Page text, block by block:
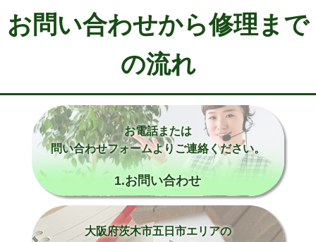
お問い合わせから修理まで
の流れ
お電話または
問い合わせフォームよりご連絡ください。
1.お問い合わせ
大阪府茨木市五日市エリアの